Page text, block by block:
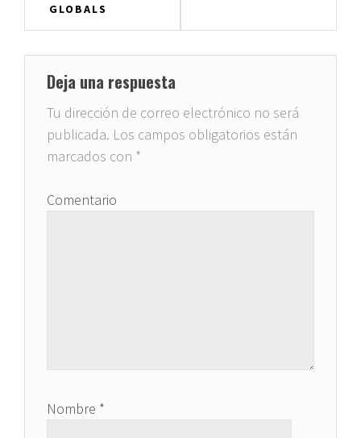
GLOBALS
Deja una respuesta
Tu dirección de correo electrónico no será
publicada. Los campos obligatorios están
marcados con *
Comentario
Nombre *